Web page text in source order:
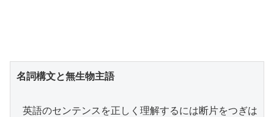
名詞構文と無生物主語